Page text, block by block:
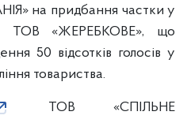
на придбання частки у
ТОВ «ЖЕРЕБКОВЕ», що
50 відсотків голосів у
товариства.
ТОВ «СПІЛЬНЕ